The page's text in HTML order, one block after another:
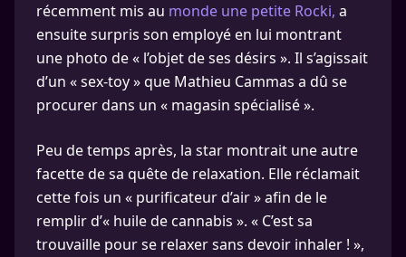
récemment mis au monde une petite Rocki, a
ensuite surpris son employé en lui montrant
une photo de « l’objet de ses désirs ». Il s’agissait
d’un « sex-toy » que Mathieu Cammas a dû se
procurer dans un « magasin spécialisé ».
Peu de temps après, la star montrait une autre
facette de sa quête de relaxation. Elle réclamait
cette fois un « purificateur d’air » afin de le
remplir d’« huile de cannabis ». « C’est sa
trouvaille pour se relaxer sans devoir inhaler ! »,